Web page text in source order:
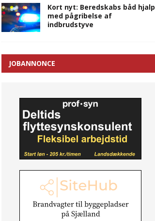
Kort nyt: Beredskabs båd hjalp
med pågribelse af
indbrudstyve
JOBANNONCE